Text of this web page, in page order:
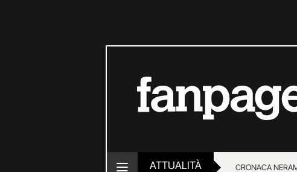
ATTUALITÀ CRONACA NERA